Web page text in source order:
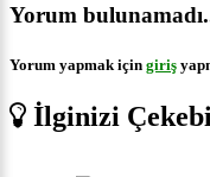
Yorum
Yorum yapmak için giriş
İlginizi